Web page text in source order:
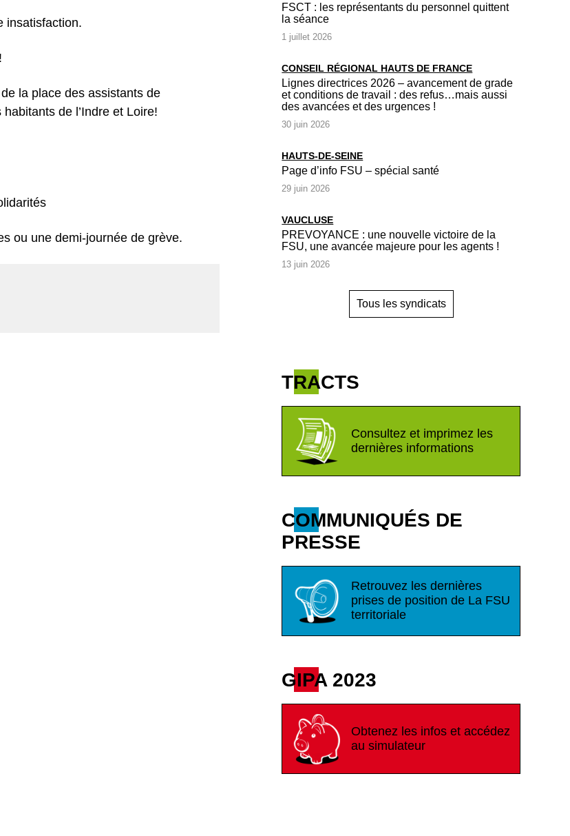
insatisfaction.
la place des assistants de
de l’Indre et Loire!
ou une demi-journée de grève.
FSCT : les représentants du personnel quittent
la séance
1 juillet 2026
CONSEIL RÉGIONAL HAUTS DE FRANCE
Lignes directrices 2026 – avancement de grade
et conditions de travail : des refus…mais aussi
des avancées et des urgences !
30 juin 2026
HAUTS-DE-SEINE
Page d’info FSU – spécial santé
29 juin 2026
VAUCLUSE
PREVOYANCE : une nouvelle victoire de la
FSU, une avancée majeure pour les agents !
13 juin 2026
Tous les syndicats
TRACTS
Consultez et imprimez les
dernières informations
COMMUNIQUÉS DE
PRESSE
Retrouvez les dernières
prises de position de La FSU
territoriale
GIPA 2023
Obtenez les infos et accédez
au simulateur